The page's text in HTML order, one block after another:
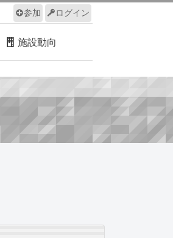
ログイン
参加
施設動向
サイトについて